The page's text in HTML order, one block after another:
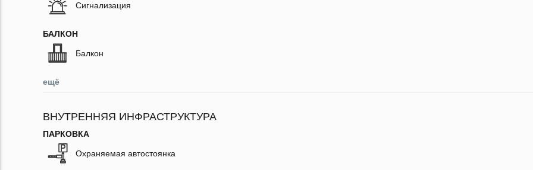
Сигнализация
БАЛКОН
Балкон
ещё
ВНУТРЕННЯЯ ИНФРАСТРУКТУРА
ПАРКОВКА
Охраняемая автостоянка